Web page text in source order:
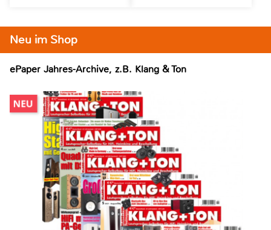
Neu im Shop
ePaper Jahres-Archive, z.B. Klang & Ton